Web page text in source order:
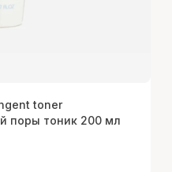
toner
поры тоник 200 мл